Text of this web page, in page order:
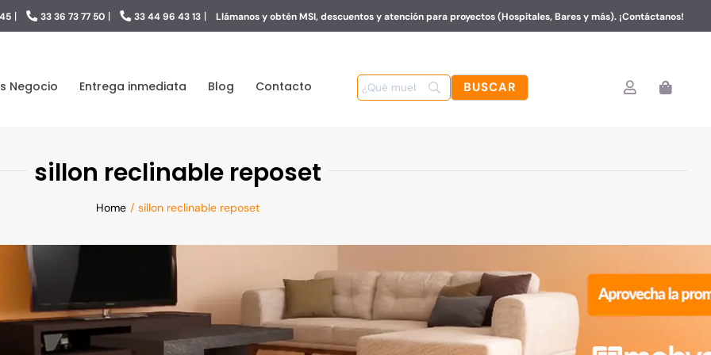
| 33 36 73 77 50| 33 44 96 43 13| Llámanos y obtén MSI, descuentos y atención para proyectos (Hospitales, Bares y más). ¡Contáctanos!
Negocio Entrega inmediata Blog Contacto
sillon reclinable reposet
Home sillon reclinable reposet